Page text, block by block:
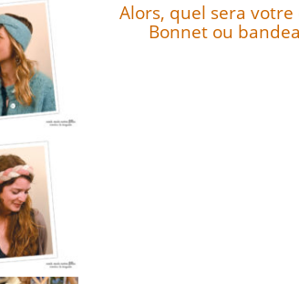
Alors, quel sera votre
Bonnet ou